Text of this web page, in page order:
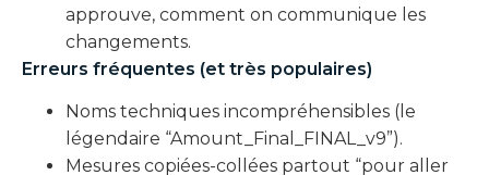
approuve, comment on communique les
changements.
Erreurs fréquentes (et très populaires)
Noms techniques incompréhensibles (le
légendaire “Amount_Final_FINAL_v9”).
Mesures copiées-collées partout “pour aller